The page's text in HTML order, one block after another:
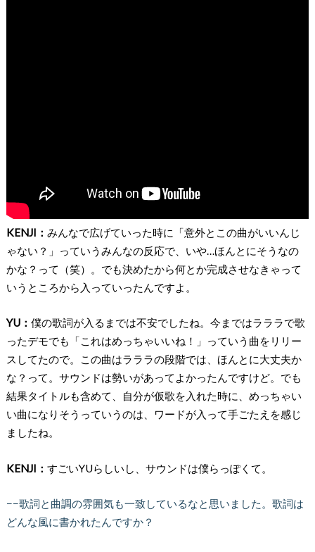
KENJI： みんなで広げていった時に「意外とこの曲がいいんじ
ゃない？」っていうみんなの反応で、いや…ほんとにそうなの
かな？って（笑）。でも決めたから何とか完成させなきゃって
いうところから入っていったんですよ。
YU： 僕の歌詞が入るまでは不安でしたね。今まではラララで歌
ったデモでも「これはめっちゃいいね！」っていう曲をリリー
スしてたので。この曲はラララの段階では、ほんとに大丈夫か
な？って。サウンドは勢いがあってよかったんですけど。でも
結果タイトルも含めて、自分が仮歌を入れた時に、めっちゃい
い曲になりそうっていうのは、ワードが入って手ごたえを感じ
ましたね。
KENJI： すごいYUらしいし、サウンドは僕らっぽくて。
−−歌詞と曲調の雰囲気も一致しているなと思いました。歌詞は
どんな風に書かれたんですか？